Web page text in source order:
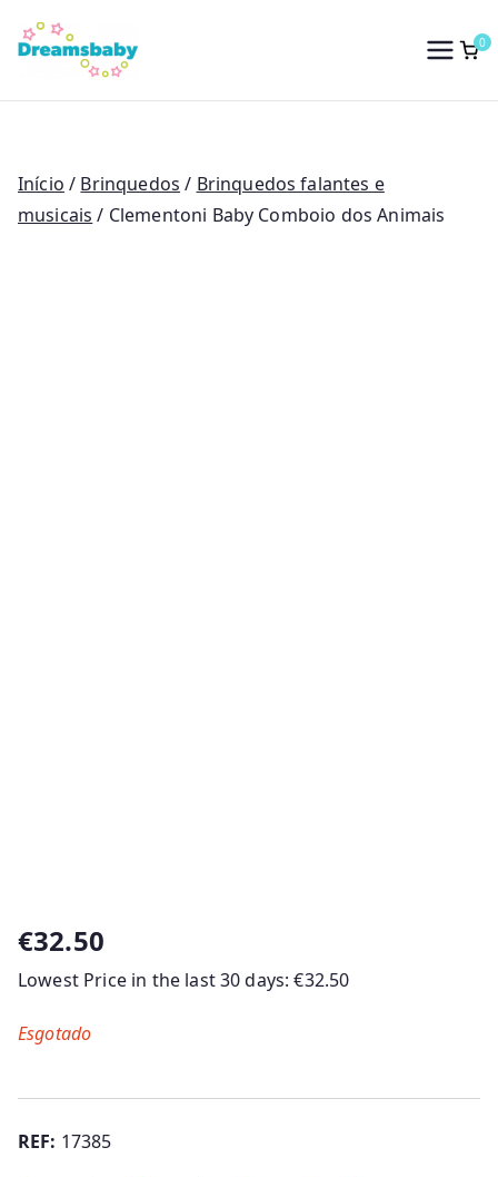
para
conteúdo
Dreams Baby
0
Início / Brinquedos / Brinquedos falantes e
musicais / Clementoni Baby Comboio dos Animais
€32.50
Lowest Price in the last 30 days:€32.50
Esgotado
REF: 17385